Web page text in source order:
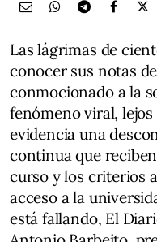
Las lágrimas de
conocer sus notas
conmocionado a la
fenómeno viral,
evidencia una
continua que
curso y los criterios
acceso a la
está fallando, El